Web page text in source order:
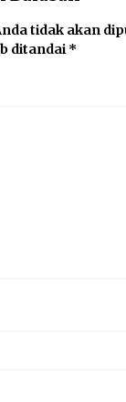
tidak akan
ditandai *